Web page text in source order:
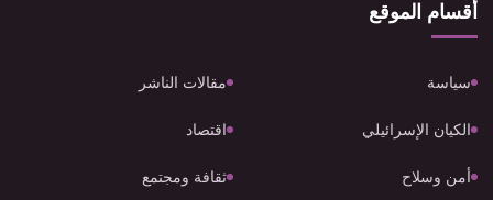
أقسام الموقع
سياسة مقالات الناشر
الكيان الإسرائيلي اقتصاد
أمن وسلاح ثقافة ومجتمع